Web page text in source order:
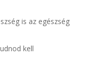
is az egészség
kell